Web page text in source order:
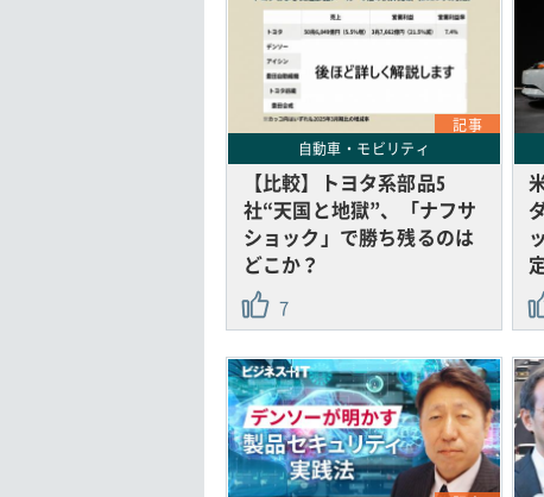
記事
自動車・モビリティ
【比較】トヨタ系部品5
社“天国と地獄”、「ナフサ
ショック」で勝ち残るのは
どこか？
7